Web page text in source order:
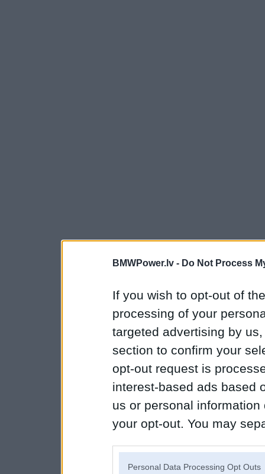
BMWPower.lv - Do Not Process
If you wish to opt-out of
processing of your
targeted advertising by
section to confirm your
opt-out request is
interest-based ads based
us or personal
your opt-out. You may
Personal Data Processing Opt Outs